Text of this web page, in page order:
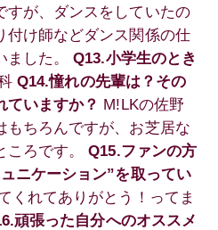
すが、ダンスをしていたの
付け師などダンス関係の仕
ました。Q13.小学生のとき
Q14.憧れの先輩は？その
ていますか？ M!LKの佐野
もちろんですが、お芝居な
ころです。Q15.ファンの方
ニケーション”を取ってい
くれてありがとう！ってま
頑張った自分へのオススメ